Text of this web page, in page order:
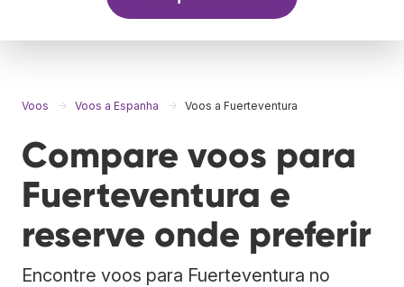
Voos Voos a Espanha Voos a Fuerteventura
Compare voos para
Fuerteventura e
reserve onde preferir
Encontre voos para Fuerteventura no